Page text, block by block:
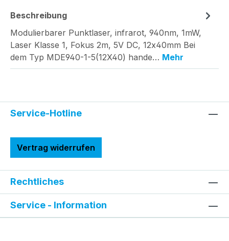
Beschreibung
Modulierbarer Punktlaser, infrarot, 940nm, 1mW,
Laser Klasse 1, Fokus 2m, 5V DC, 12x40mm Bei
dem Typ MDE940-1-5(12X40) hande… Mehr
Service-Hotline
Vertrag widerrufen
Rechtliches
Service - Information